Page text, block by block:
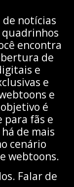
notícias
quadrinhos
encontra
de
e
e
e
é
fãs e
de mais
cenário
webtoons.
Falar de